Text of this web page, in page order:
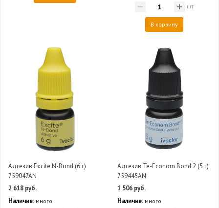
шт
В корзину
Адгезив Excite N-Bond (6 г)
759047AN
2 618 руб.
Наличие: много
Адгезив Te-Econom Bond 2 (5 г)
759445AN
1 506 руб.
Наличие: много